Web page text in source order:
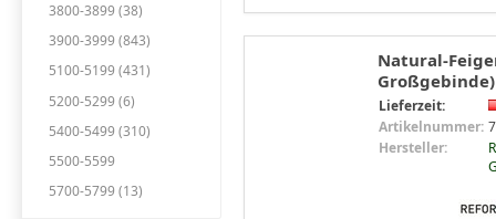
3800-3899 (38)
3900-3999 (843)
5100-5199 (431)
5200-5299 (6)
5400-5499 (310)
5500-5599
5700-5799 (13)
Natural-
Großgebinde)
Lieferzeit:
Artikelnummer:
Hersteller: